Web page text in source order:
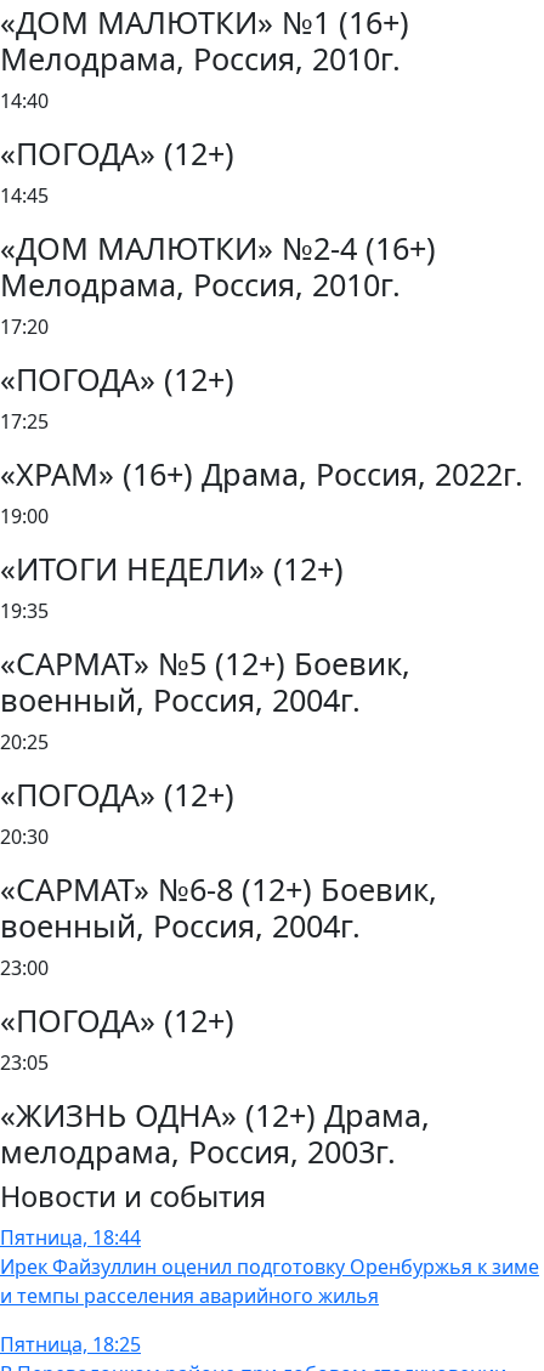
«ДОМ МАЛЮТКИ» №1 (16+)
Мелодрама, Россия, 2010г.
14:40
«ПОГОДА» (12+)
14:45
«ДОМ МАЛЮТКИ» №2-4 (16+)
Мелодрама, Россия, 2010г.
17:20
«ПОГОДА» (12+)
17:25
«ХРАМ» (16+) Драма, Россия, 2022г.
19:00
«ИТОГИ НЕДЕЛИ» (12+)
19:35
«САРМАТ» №5 (12+) Боевик,
военный, Россия, 2004г.
20:25
«ПОГОДА» (12+)
20:30
«САРМАТ» №6-8 (12+) Боевик,
военный, Россия, 2004г.
23:00
«ПОГОДА» (12+)
23:05
«ЖИЗНЬ ОДНА» (12+) Драма,
мелодрама, Россия, 2003г.
Новости и события
Пятница, 18:44
Ирек Файзуллин оценил подготовку Оренбуржья к зиме
и темпы расселения аварийного жилья
Пятница, 18:25